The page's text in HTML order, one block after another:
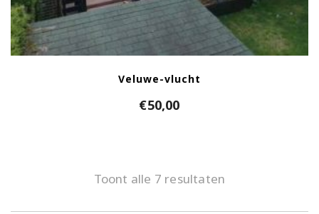
Veluwe-vlucht
€50,00
Toont alle 7 resultaten